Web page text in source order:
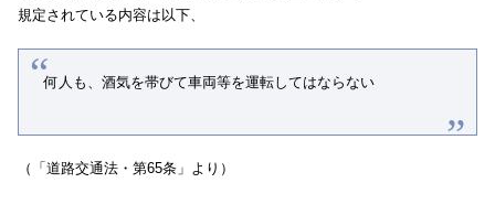
規定されている内容は以下、
何人も、酒気を帯びて車両等を運転してはならない
（「道路交通法・第65条」より）